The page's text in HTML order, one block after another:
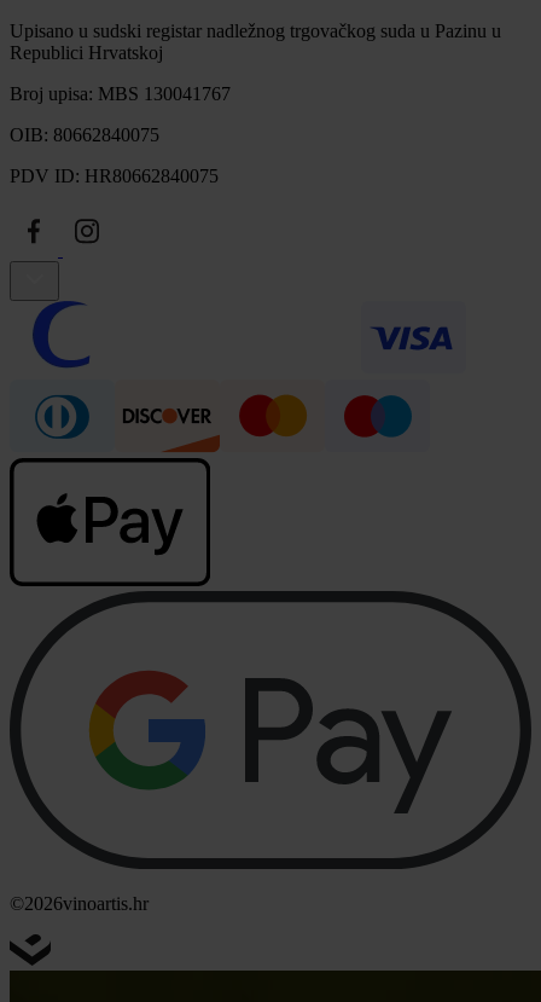
Upisano u sudski registar nadležnog trgovačkog suda u Pazinu u
Republici Hrvatskoj
Broj upisa: MBS 130041767
OIB: 80662840075
PDV ID: HR80662840075
©2026vinoartis.hr